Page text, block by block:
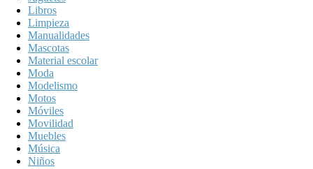
Libros
Limpieza
Manualidades
Mascotas
Material escolar
Moda
Modelismo
Motos
Móviles
Movilidad
Muebles
Música
Niños